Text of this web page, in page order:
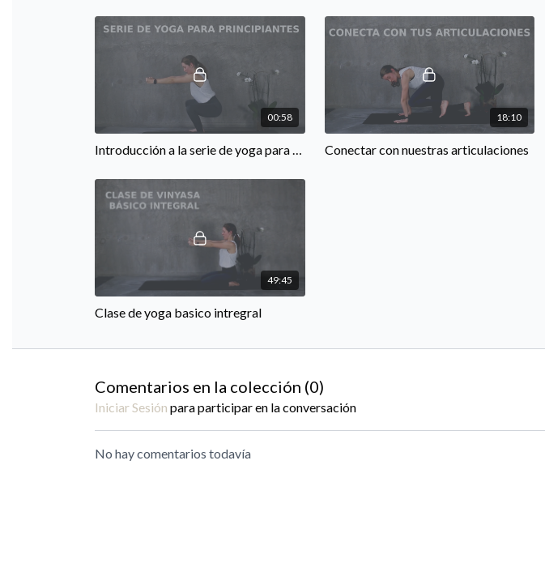
00:58
Introducción a la serie de yoga para principiantes
18:10
Conectar con nuestras articulaciones
49:45
Clase de yoga basico intregral
Comentarios en la colección (0)
Iniciar Sesión para participar en la conversación
No hay comentarios todavía